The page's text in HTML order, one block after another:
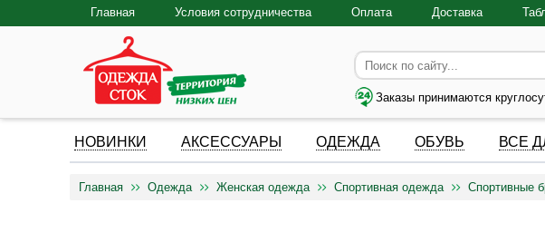
Главная Условия сотрудничества Оплата Доставка
Заказы принимаются
НОВИНКИ АКСЕССУАРЫ ОДЕЖДА ОБУВЬ ВСЕ
Главная Одежда Женская одежда Спортивная одежда Спортивные